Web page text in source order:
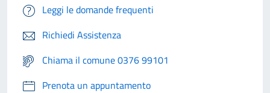
Leggi le domande frequenti
Richiedi Assistenza
Chiama il comune 0376 99101
Prenota un appuntamento